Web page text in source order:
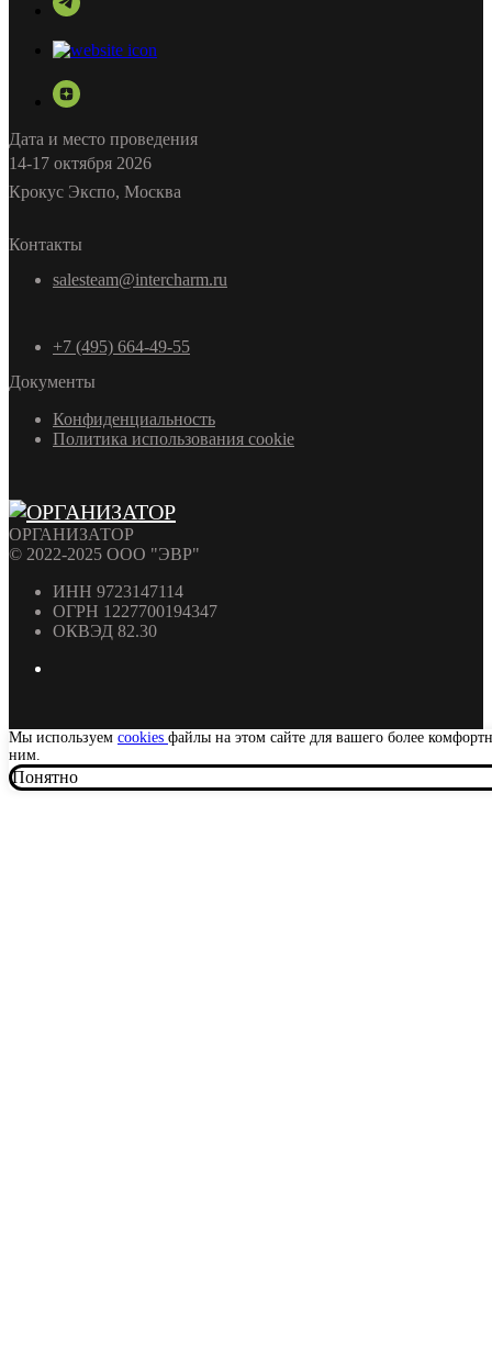
Дата и место проведения
14-17 октября 2026
Крокус Экспо, Москва
Контакты
salesteam@intercharm.ru
+7 (495) 664-49-55
Документы
Конфиденциальность
Политика использования cookie
ОРГАНИЗАТОР
© 2022-2025 ООО "ЭВР"
ИНН 9723147114
ОГРН 1227700194347
ОКВЭД 82.30
Мы используем cookies файлы на этом сайте для вашего более
ним.
Понятно